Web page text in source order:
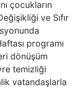
çocukların
ve Sıfır
programı
dönüşüm
temizliği
vatandaşlarla